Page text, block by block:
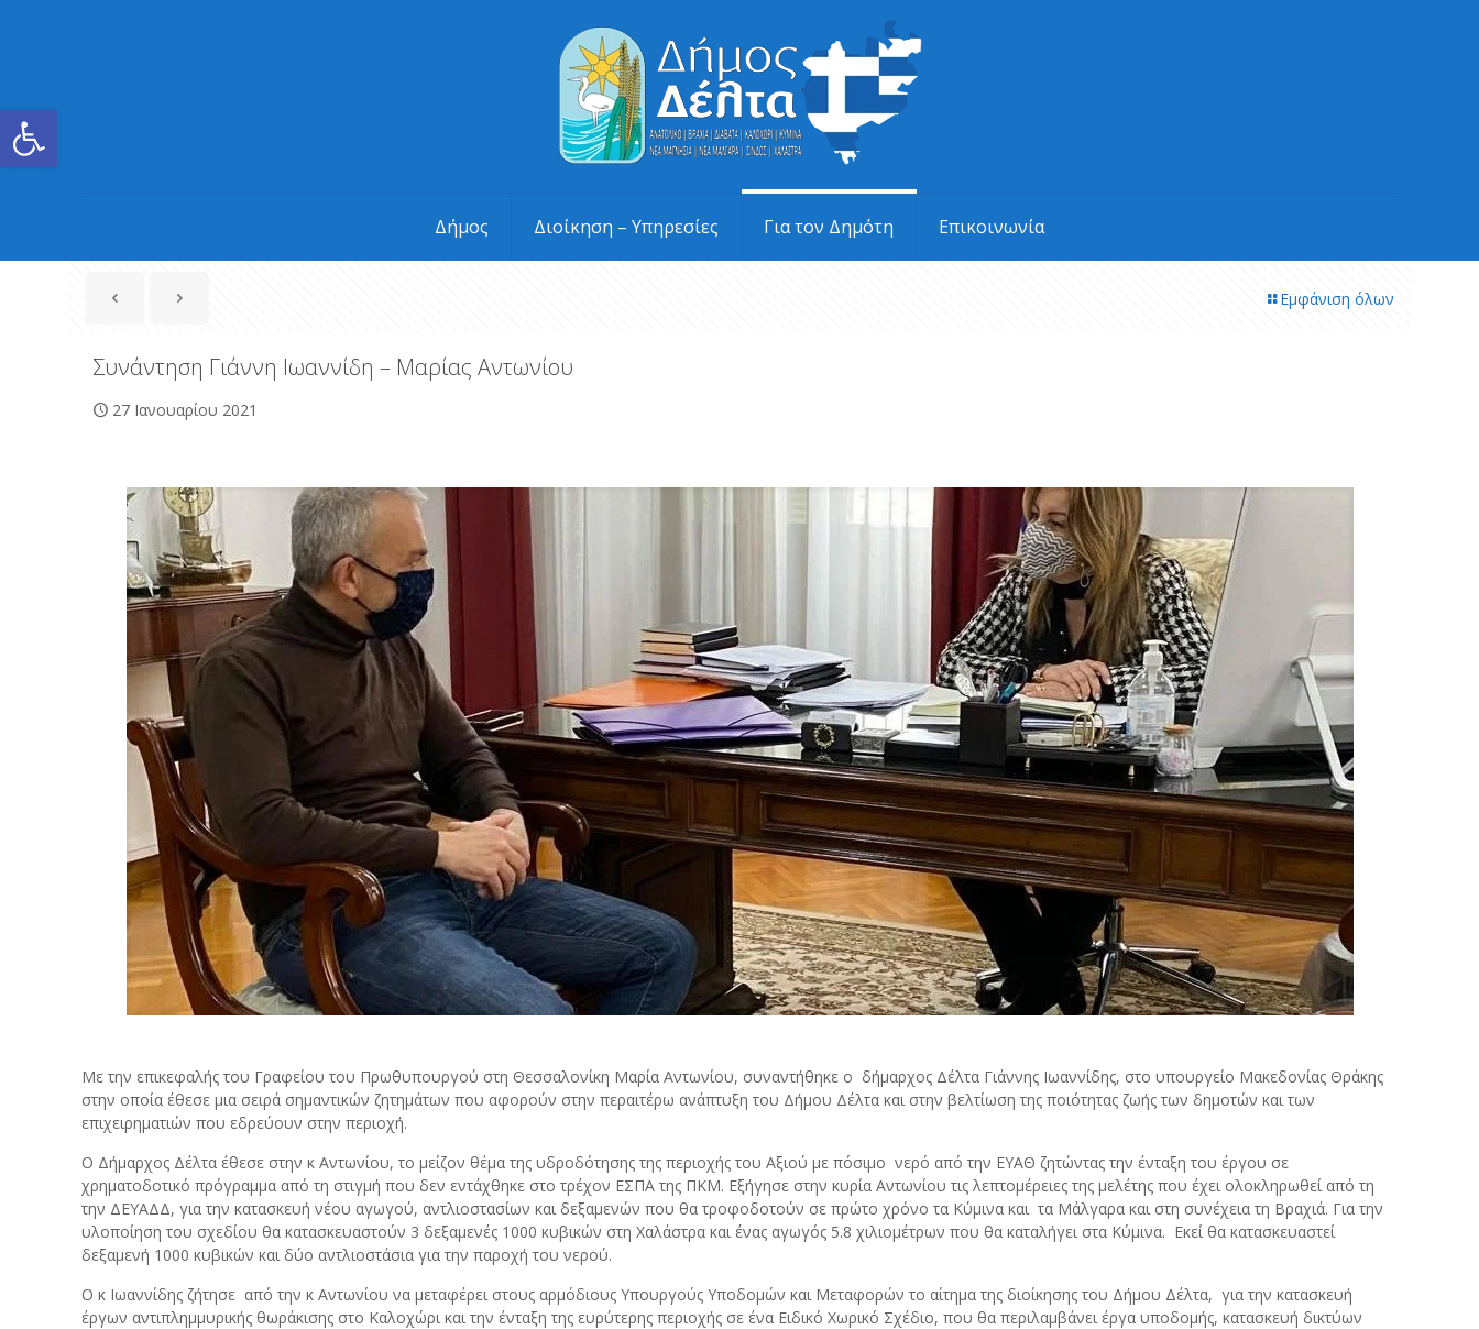
Ανοίξτε τη γραμμή εργαλείων
Δήμος Διοίκηση – Υπηρεσίες Για τον Δημότη Επικοινωνία
Εμφάνιση όλων
Συνάντηση Γιάννη Ιωαννίδη – Μαρίας Αντωνίου
27 Ιανουαρίου 2021
Με την επικεφαλής του Γραφείου του Πρωθυπουργού στη Θεσσαλονίκη Μαρία Αντωνίου, συναντήθηκε ο δήμαρχος Δέλτα Γιάννης Ιωαννίδης, στο υπουργείο Μακεδονίας Θράκης
στην οποία έθεσε μια σειρά σημαντικών ζητημάτων που αφορούν στην περαιτέρω ανάπτυξη του Δήμου Δέλτα και στην βελτίωση της ποιότητας ζωής των δημοτών και των
επιχειρηματιών που εδρεύουν στην περιοχή.
Ο Δήμαρχος Δέλτα έθεσε στην κ Αντωνίου, το μείζον θέμα της υδροδότησης της περιοχής του Αξιού με πόσιμο νερό από την ΕΥΑΘ ζητώντας την ένταξη του έργου σε
χρηματοδοτικό πρόγραμμα από τη στιγμή που δεν εντάχθηκε στο τρέχον ΕΣΠΑ της ΠΚΜ. Εξήγησε στην κυρία Αντωνίου τις λεπτομέρειες της μελέτης που έχει ολοκληρωθεί από τη
την ΔΕΥΑΔΔ, για την κατασκευή νέου αγωγού, αντλιοστασίων και δεξαμενών που θα τροφοδοτούν σε πρώτο χρόνο τα Κύμινα και τα Μάλγαρα και στη συνέχεια τη Βραχιά. Για την
υλοποίηση του σχεδίου θα κατασκευαστούν 3 δεξαμενές 1000 κυβικών στη Χαλάστρα και ένας αγωγός 5.8 χιλιομέτρων που θα καταλήγει στα Κύμινα. Εκεί θα κατασκευαστεί
δεξαμενή 1000 κυβικών και δύο αντλιοστάσια για την παροχή του νερού.
Ο κ Ιωαννίδης ζήτησε από την κ Αντωνίου να μεταφέρει στους αρμόδιους Υπουργούς Υποδομών και Μεταφορών το αίτημα της διοίκησης του Δήμου Δέλτα, για την κατασκευή
έργων αντιπλημμυρικής θωράκισης στο Καλοχώρι και την ένταξη της ευρύτερης περιοχής σε ένα Ειδικό Χωρικό Σχέδιο, που θα περιλαμβάνει έργα υποδομής, κατασκευή δικτύων